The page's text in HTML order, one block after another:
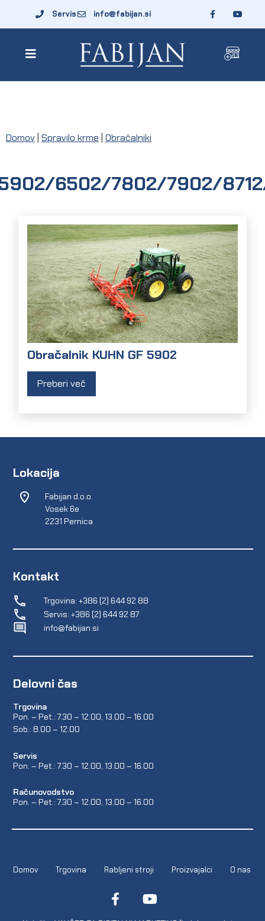
Servis info@fabijan.si
Domov Spravilo krme Obračalniki
6502/7802/7902/
Obračalnik KUHN GF 5902
Preberi več
Lokacija
Fabijan d.o.o.
Vosek 6e
2231 Pernica
Kontakt
Trgovina: +386 (2) 644 92 88
Servis: +386 (2) 644 92 87
info@fabijan.si
Delovni čas
Trgovina
Pon. – Pet.: 7.30 – 12.00, 13.00 – 16.00
Sob.: 8.00 – 12.00
Servis
Pon. – Pet.: 7.30 – 12.00, 13.00 – 16.00
Računovodstvo
Pon. – Pet.: 7.30 – 12.00, 13.00 – 16.00
Domov Trgovina Rabljeni stroji Proizvajalci O nas